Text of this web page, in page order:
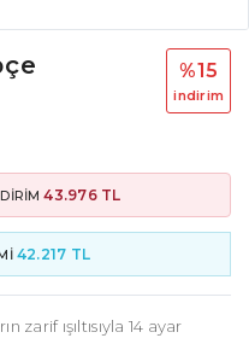
%15
i̇ndi̇ri̇m
43.976 TL
42.217 TL
zarif ışıltısıyla 14 ayar